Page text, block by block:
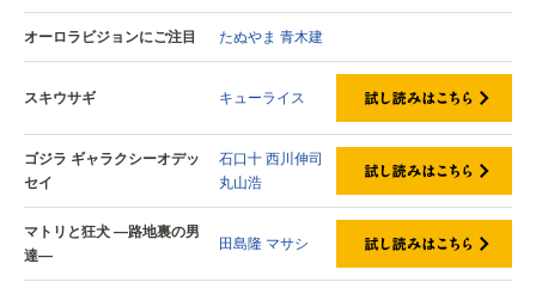
オーロラビジョンにご注目 たぬやま 青木建
スキウサギ キューライス
ゴジラ ギャラクシーオデッ
セイ
石口十西川伸司
丸山浩
マトリと狂犬 ―路地裏の男
達―
田島隆 マサシ